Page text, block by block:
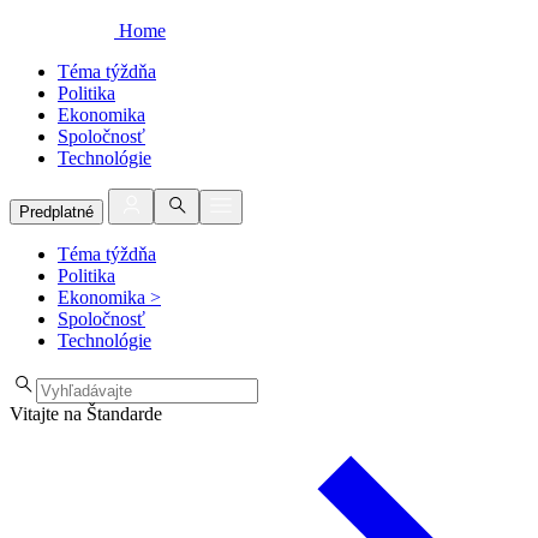
Home
Téma týždňa
Politika
Ekonomika
Spoločnosť
Technológie
Predplatné
Téma týždňa
Politika
Ekonomika >
Spoločnosť
Technológie
Vitajte na Štandarde